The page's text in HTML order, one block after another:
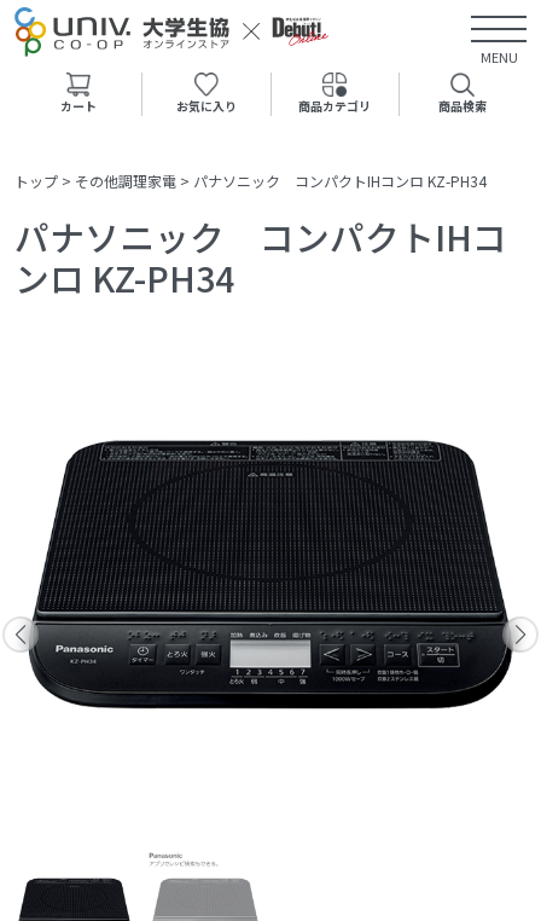
MENU
カート お気に入り 商品カテゴリ 商品検索
トップ > その他調理家電 > パナソニック コンパクトIHコンロ KZ-PH34
パナソニック コンパクトIHコ
ンロ KZ-PH34